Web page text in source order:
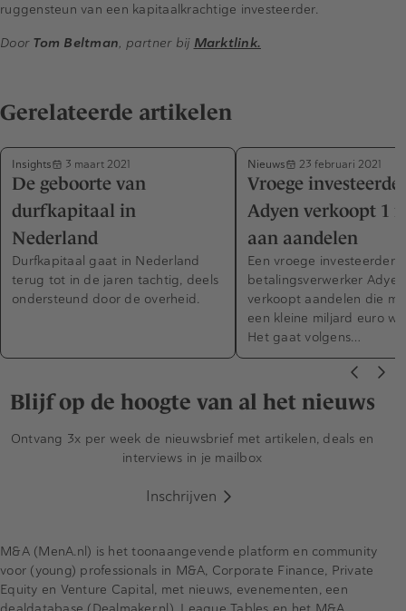
ruggensteun van een kapitaalkrachtige investeerder.
Door Tom Beltman, partner bij Marktlink.
Gerelateerde artikelen
Insights 3 maart 2021
De geboorte van
durfkapitaal in
Nederland
Durfkapitaal gaat in Nederland
terug tot in de jaren tachtig, deels
ondersteund door de overheid.
Nieuws 23 februari 2021
Vroege
Adyen verkoopt 1
aan aandelen
Een vroege investeerder
betalingsverwerker Adyen
verkoopt aandelen die
een kleine miljard euro
Het gaat volgens…
Blijf op de hoogte van al het nieuws
Ontvang 3x per week de nieuwsbrief met artikelen, deals en
interviews in je mailbox
Inschrijven
M&A (MenA.nl) is het toonaangevende platform en community
voor (young) professionals in M&A, Corporate Finance, Private
Equity en Venture Capital, met nieuws, evenementen, een